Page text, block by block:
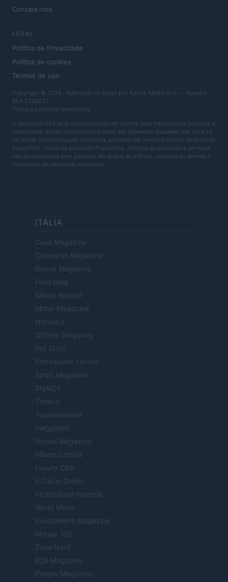
Contate-nos
LEGAL
Política de Privacidade
Política de cookies
Termos de uso
Copyright © 2026 · Publicado no Brasil por AdHub Media S.r.l. — Número
REA 2729933
Todos os direitos reservados
A Investindo365 está comprometida em manter suas informações precisas e
atualizadas. Essas informações podem ser diferentes daquelas que você vê
ao visitar uma instituição financeira, provedor de serviços ou site de produto
específico. Todos os produtos financeiros, compra de produtos e serviços
são apresentados sem garantia. Ao avaliar as ofertas, consulte os termos e
condições da instituição financeira.
ITÁLIA
Casa Magazine
Cineverse Magazine
Donne Magazine
Food Blog
Milano Notizie
Motor Magazine
Notizie.it
Offerte Shopping
Pet Story
Professione Lavoro
Sport Magazine
Style24
Think.it
Tuobenessere
Viaggiamo
Nonne Magazine
Milano Cortina
Luxury Club
Il Calcio Online
Professione mamma
World Music
Investimenti Magazine
Money 365
Zona Nerd
B2B Magazine
People Magazine